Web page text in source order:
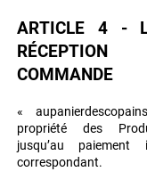
ARTICLE 4 -
COMMANDE
«
propriété des
jusqu’au
correspondant.